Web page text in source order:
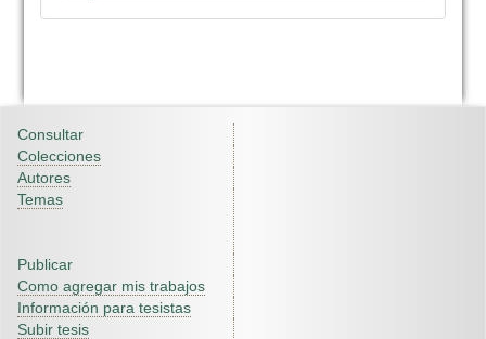
Consultar
Colecciones
Autores
Temas
Publicar
Como agregar mis trabajos
Información para tesistas
Subir tesis